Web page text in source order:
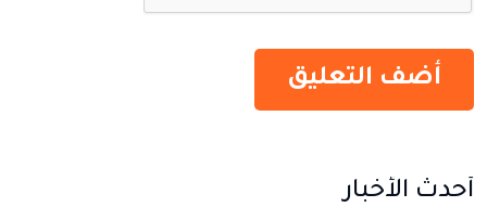
أحدث الأخبار